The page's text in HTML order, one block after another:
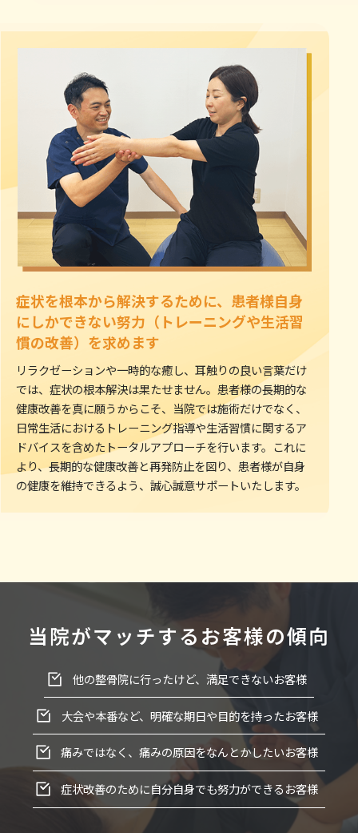
症状を根本から解決するために、患者様自身
にしかできない努力（トレーニングや生活習
慣の改善）を求めます
リラクゼーションや一時的な癒し、耳触りの良い言葉だけ
では、症状の根本解決は果たせません。患者様の長期的な
健康改善を真に願うからこそ、当院では施術だけでなく、
日常生活におけるトレーニング指導や生活習慣に関するア
ドバイスを含めたトータルアプローチを行います。これに
より、長期的な健康改善と再発防止を図り、患者様が自身
の健康を維持できるよう、誠心誠意サポートいたします。
当院がマッチするお客様の傾向
他の整骨院に行ったけど、満足できないお客様
大会や本番など、明確な期日や目的を持ったお客様
痛みではなく、痛みの原因をなんとかしたいお客様
症状改善のために自分自身でも努力ができるお客様